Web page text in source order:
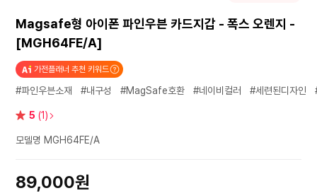
Magsafe형 아이폰 파인우븐 카드지갑 - 폭스 오렌지 -
[MGH64FE/A]
가전플래너 추천 키워드
#파인우븐소재 #내구성 #MagSafe호환 #네이비컬러 #세련된디자인
별 5 (1)
모델명 MGH64FE/A
89,000원